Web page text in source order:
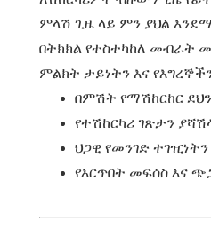
ምላሽ ጊዜ ላይ ምን ያህል
በትክክል የተስተካከለ መብራት
ምልክት ታይነትን እና
በምሽት የማሽከርከር
የተሽከርካሪ ገጽታን
ህጋዊ የመንገድ
የእርጥበት መፍሰስ እና